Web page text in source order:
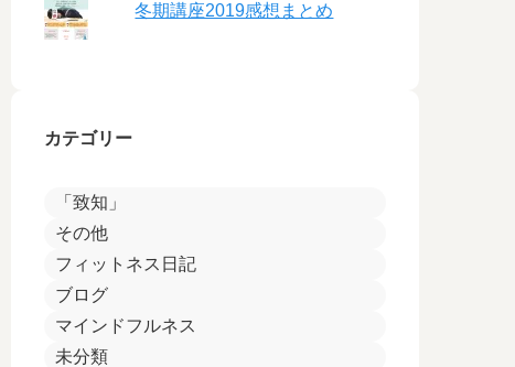
冬期講座2019感想まとめ
カテゴリー
「致知」
その他
フィットネス日記
ブログ
マインドフルネス
未分類